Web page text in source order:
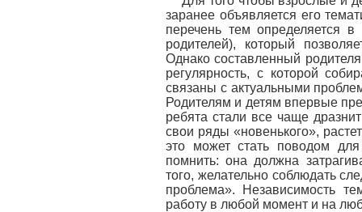
заранее объявляется его
перечень тем определяется в
родителей), который
Однако составленный
регулярность, с которой
связаны с актуальными
Родителям и детям впервые
ребята стали все чаще
свои ряды «новенького»,
это может стать поводом
помнить: она должна
того, желательно соблюдать
проблема». Независимость
работу в любой момент и на